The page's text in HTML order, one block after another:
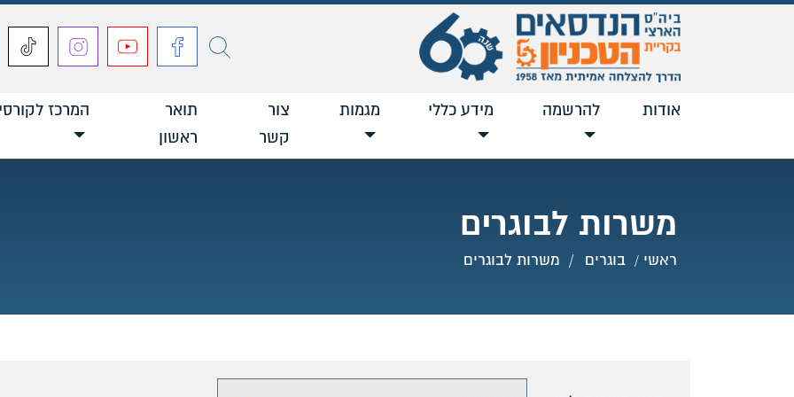
חפש
אודות להרשמה מידע כללי מגמות
צור
קשר
תואר
ראשון
המרכז
משרות לבוגרים
ראשי בוגרים משרות לבוגרים